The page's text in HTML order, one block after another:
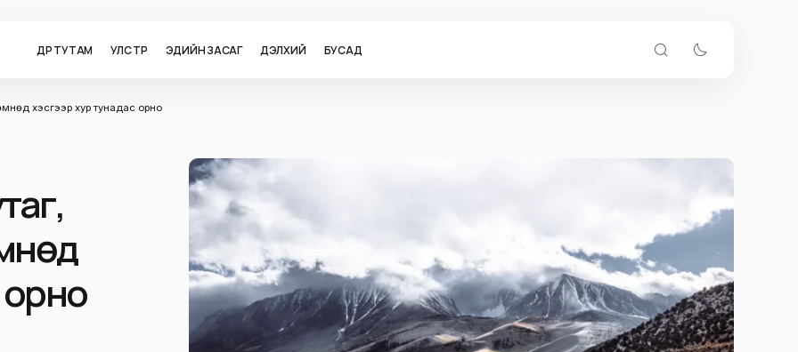
ӨДӨР ТУТАМ УЛС ТӨР ЭДИЙН ЗАСАГ ДЭЛХИЙ БУСАД
хэсгээр хур тунадас орно
орно